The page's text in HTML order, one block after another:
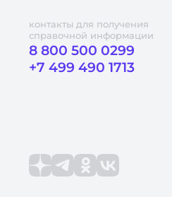
контакты для получения
справочной информации
8 800 500 0299
+7 499 490 1713